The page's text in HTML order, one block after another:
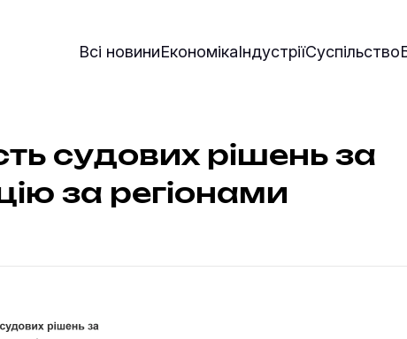
Всі новиниЕкономікаІндустріїСуспільство
судових рішень за
за регіонами